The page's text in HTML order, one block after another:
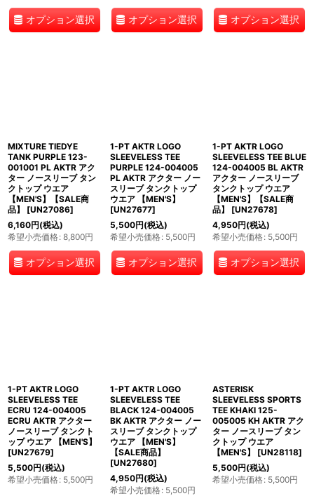
オプション選択 オプション選択 オプション選択
MIXTURE TIEDYE
TANK PURPLE 123-
001001 PL AKTR アク
ター ノースリーブ タン
クトップ ウエア
【MEN'S】【SALE商
品】
[UN27086]
6,160円(税込)
希望小売価格: 8,800円
オプション選択
1-PT AKTR LOGO
SLEEVELESS TEE
PURPLE 124-004005
PL AKTR アクター ノー
スリーブ タンクトップ
ウエア 【MEN'S】
[UN27677]
5,500円(税込)
希望小売価格: 5,500円
オプション選択
1-PT AKTR LOGO
SLEEVELESS TEE BLUE
124-004005 BL AKTR
アクター ノースリーブ
タンクトップ ウエア
【MEN'S】【SALE商
品】
[UN27678]
4,950円(税込)
希望小売価格: 5,500円
オプション選択
1-PT AKTR LOGO
SLEEVELESS TEE
ECRU 124-004005
ECRU AKTR アクター
ノースリーブ タンクト
ップ ウエア 【MEN'S】
[UN27679]
5,500円(税込)
希望小売価格: 5,500円
1-PT AKTR LOGO
SLEEVELESS TEE
BLACK 124-004005
BK AKTR アクター ノー
スリーブ タンクトップ
ウエア 【MEN'S】
【SALE商品】
[UN27680]
4,950円(税込)
希望小売価格: 5,500円
ASTERISK
SLEEVELESS SPORTS
TEE KHAKI 125-
005005 KH AKTR アク
ター ノースリーブ タン
クトップ ウエア
【MEN'S】
[UN28118]
5,500円(税込)
希望小売価格: 5,500円